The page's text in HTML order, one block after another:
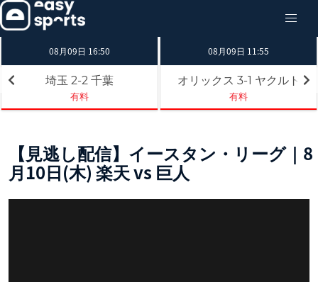
08月09日 16:50
埼玉 2-2 千葉
有料
08月09日 11:55
オリックス 3-1 ヤクルト
有料
【見逃し配信】イースタン・リーグ｜8
月10日(木) 楽天 vs 巨人